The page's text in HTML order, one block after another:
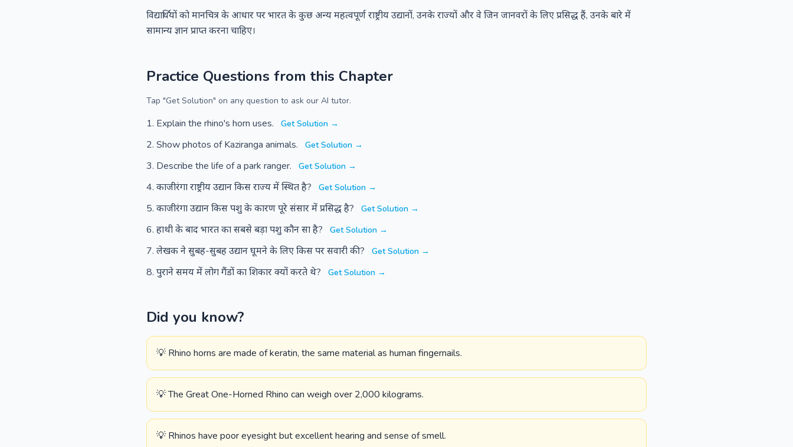
विद्यार्थियों को मानचित्र के आधार पर भारत के कुछ अन्य महत्वपूर्ण राष्ट्रीय उद्यानों, उनके राज्यों और वे जिन जानवरों के लिए प्रसिद्ध हैं, उनके बारे में
सामान्य ज्ञान प्राप्त करना चाहिए।
Practice Questions from this Chapter
Tap "Get Solution" on any question to ask our AI tutor.
Explain the rhino's horn uses. Get Solution →
Show photos of Kaziranga animals. Get Solution →
Describe the life of a park ranger. Get Solution →
काजीरंगा राष्ट्रीय उद्यान किस राज्य में स्थित है? Get Solution →
काजीरंगा उद्यान किस पशु के कारण पूरे संसार में प्रसिद्ध है? Get Solution →
हाथी के बाद भारत का सबसे बड़ा पशु कौन सा है? Get Solution →
लेखक ने सुबह-सुबह उद्यान घूमने के लिए किस पर सवारी की? Get Solution →
पुराने समय में लोग गैंडों का शिकार क्यों करते थे? Get Solution →
Did you know?
💡 Rhino horns are made of keratin, the same material as human fingernails.
💡 The Great One-Horned Rhino can weigh over 2,000 kilograms.
💡 Rhinos have poor eyesight but excellent hearing and sense of smell.